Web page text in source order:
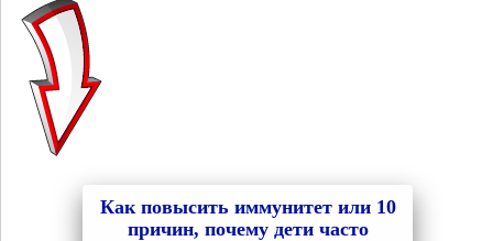
Как повысить иммунитет или 10
причин, почему дети часто